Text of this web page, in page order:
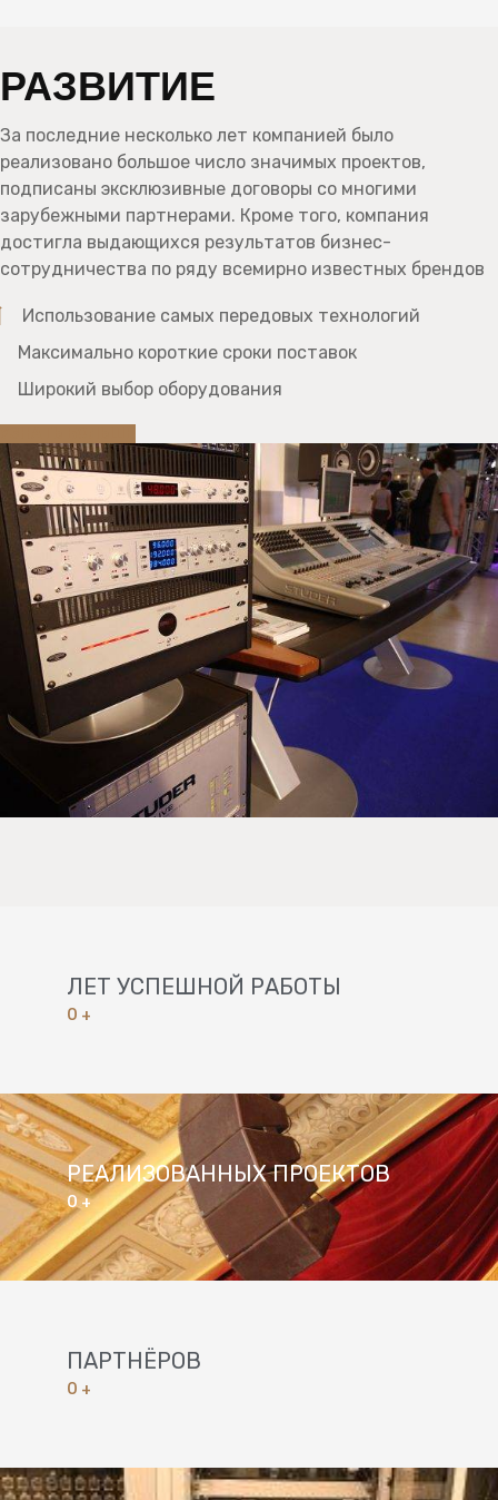
РАЗВИТИЕ
За последние несколько лет компанией было
реализовано большое число значимых проектов,
подписаны эксклюзивные договоры со многими
зарубежными партнерами. Кроме того, компания
достигла выдающихся результатов бизнес-
сотрудничества по ряду всемирно известных брендов
Использование самых передовых технологий
Максимально короткие сроки поставок
Широкий выбор оборудования
ЛЕТ УСПЕШНОЙ РАБОТЫ
0 +
РЕАЛИЗОВАННЫХ ПРОЕКТОВ
0+
ПАРТНЁРОВ
0 +